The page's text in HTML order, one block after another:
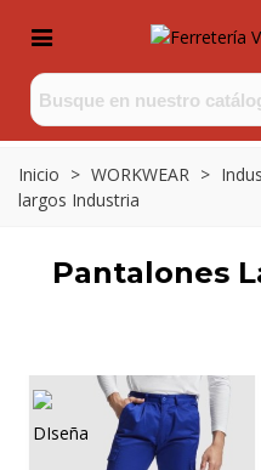
Inicio > WORKWEAR >
largos Industria
Pantalones